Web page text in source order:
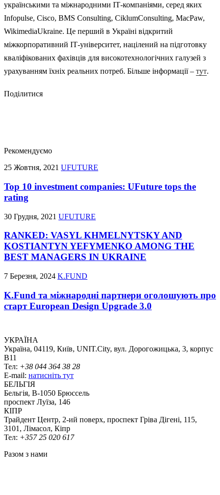
українськими та міжнародними ІТ-компаніями, серед яких
Infopulse, Cisco, BMS Consulting, CiklumConsulting, MacPaw,
WikimediaUkraine. Це перший в Україні відкритий
міжкорпоративний ІТ-університет, націлений на підготовку
кваліфікованих фахівців для високотехнологічних галузей з
урахуванням їхніх реальних потреб. Більше інформації – тут.
Поділитися
Рекомендуємо
25 Жовтня, 2021 UFUTURE
Top 10 investment companies: UFuture tops the
rating
30 Грудня, 2021 UFUTURE
RANKED: VASYL KHMELNYTSKY AND
KOSTIANTYN YEFYMENKO AMONG THE
BEST MANAGERS IN UKRAINE
7 Березня, 2024 K.FUND
K.Fund та міжнародні партнери оголошують про
старт European Design Upgrade 3.0
УКРАЇНА
Україна, 04119, Київ, UNIT.City, вул. Дорогожицька, 3, корпус
B11
Тел: +38 044 364 38 28
E-mail: натисніть тут
БЕЛЬГІЯ
Бельгія, В-1050 Брюссель
проспект Луїза, 146
КІПР
Трайдент Центр, 2-ий поверх, проспект Гріва Дігені, 115,
3101, Лімасол, Кіпр
Тел: +357 25 020 617
Разом з нами